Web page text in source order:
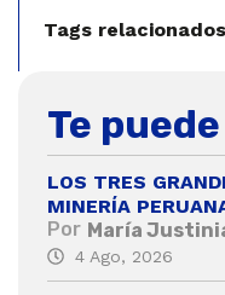
Tags
Te
LOS TRES
MINERÍA
Por María
4 Ago, 2026